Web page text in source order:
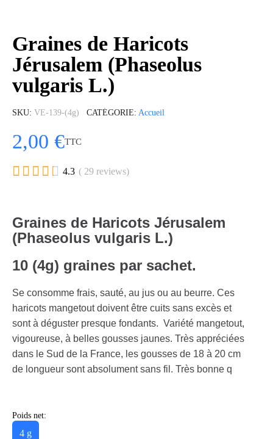
Graines de Haricots
Jérusalem (Phaseolus
vulgaris L.)
SKU VE-139-(4g) CATÉGORIE Accueil
2,00 €TTC
     4.3 ( 29 reviews)
Graines de Haricots Jérusalem
(Phaseolus vulgaris L.)
10 (4g) graines par sachet.
Se consomme frais, sauté, au jus ou au beurre. Ces
haricots mangetout doivent être cuits sans excès et
sont à déguster presque fondants. Variété mangetout,
vigoureuse, à belles gousses jaunes. Très appréciées
dans le Sud de la France, les gousses de 18 à 20 cm
de longueur sont absolument sans fil. Très bonne q
Poids net:
4 g